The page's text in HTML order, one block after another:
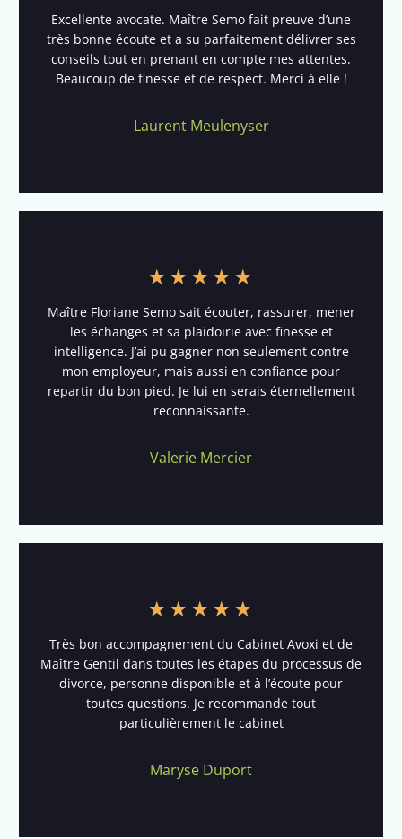
Excellente avocate. Maître Semo fait preuve d’une
très bonne écoute et a su parfaitement délivrer ses
conseils tout en prenant en compte mes attentes.
Beaucoup de finesse et de respect. Merci à elle !
Laurent Meulenyser
★★★★★
Maître Floriane Semo sait écouter, rassurer, mener
les échanges et sa plaidoirie avec finesse et
intelligence. J’ai pu gagner non seulement contre
mon employeur, mais aussi en confiance pour
repartir du bon pied. Je lui en serais éternellement
reconnaissante.
Valerie Mercier
★★★★★
Très bon accompagnement du Cabinet Avoxi et de
Maître Gentil dans toutes les étapes du processus de
divorce, personne disponible et à l’écoute pour
toutes questions. Je recommande tout
particulièrement le cabinet
Maryse Duport